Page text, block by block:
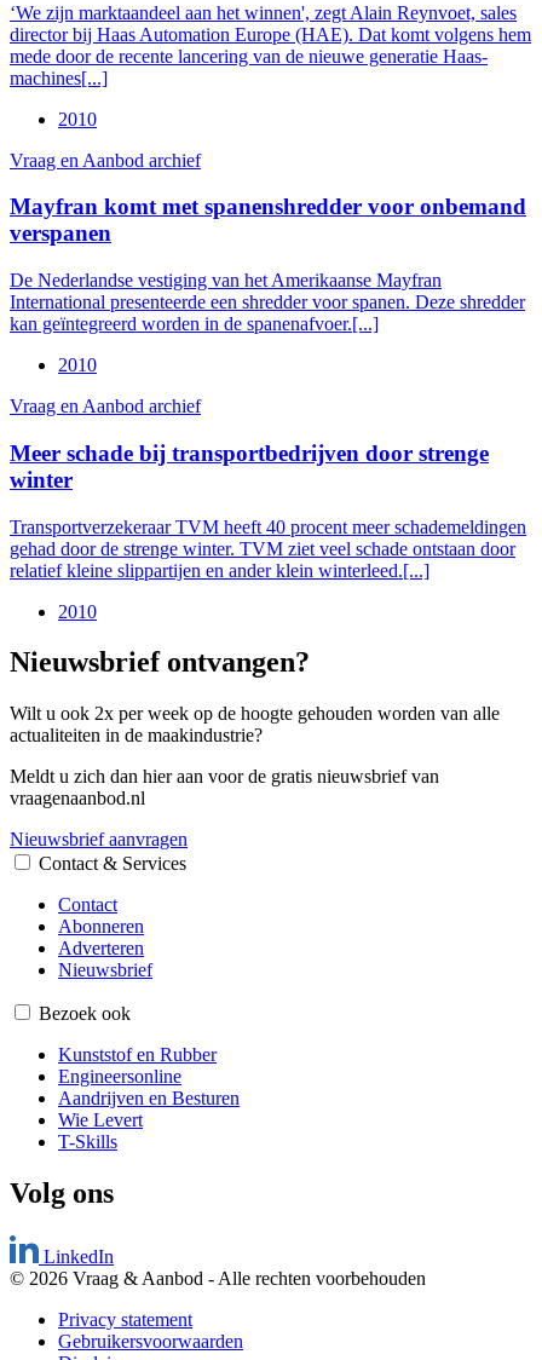
‘We zijn marktaandeel aan het winnen', zegt Alain Reynvoet, sales
director bij Haas Automation Europe (HAE). Dat komt volgens hem
mede door de recente lancering van de nieuwe generatie Haas-
machines[...]
2010
Vraag en Aanbod archief
Mayfran komt met spanenshredder voor onbemand
verspanen
De Nederlandse vestiging van het Amerikaanse Mayfran
International presenteerde een shredder voor spanen. Deze shredder
kan geïntegreerd worden in de spanenafvoer.[...]
2010
Vraag en Aanbod archief
Meer schade bij transportbedrijven door strenge
winter
Transportverzekeraar TVM heeft 40 procent meer schademeldingen
gehad door de strenge winter. TVM ziet veel schade ontstaan door
relatief kleine slippartijen en ander klein winterleed.[...]
2010
Nieuwsbrief ontvangen?
Wilt u ook 2x per week op de hoogte gehouden worden van alle
actualiteiten in de maakindustrie?
Meldt u zich dan hier aan voor de gratis nieuwsbrief van
vraagenaanbod.nl
Nieuwsbrief aanvragen
Contact & Services
Contact
Abonneren
Adverteren
Nieuwsbrief
Bezoek ook
Kunststof en Rubber
Engineersonline
Aandrijven en Besturen
Wie Levert
T-Skills
Volg ons
LinkedIn
© 2026 Vraag & Aanbod - Alle rechten voorbehouden
Privacy statement
Gebruikersvoorwaarden